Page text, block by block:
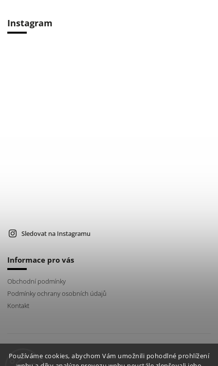
Používáme cookies, abychom Vám umožnili pohodlné prohlížení
Instagram
Sledovat na Instagramu
Informace pro vás
Obchodní podmínky
Podmínky ochrany osobních údajů
Kontakt